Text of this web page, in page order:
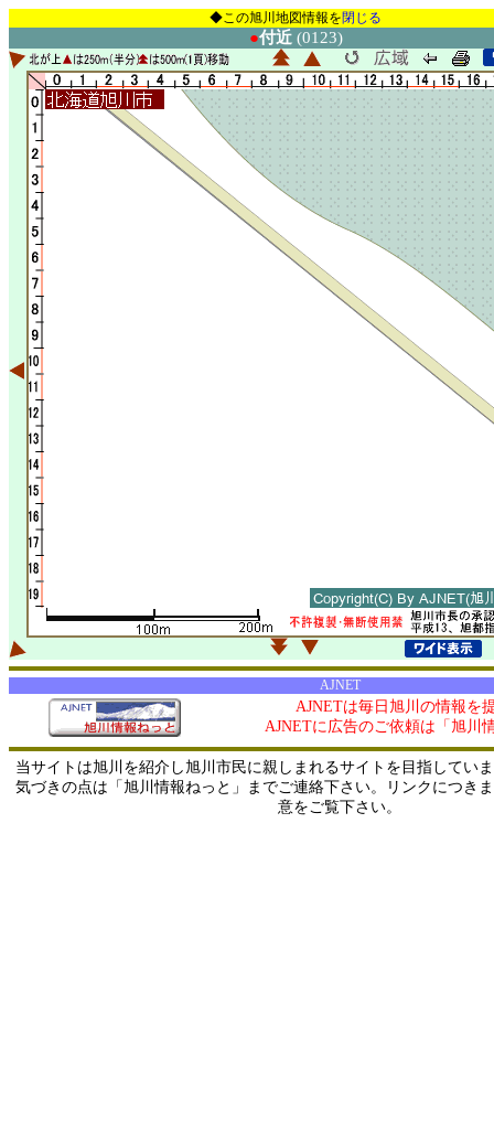
◆この旭川地図情報を閉じる
●付近(0123)
AJNET
AJNETは毎日旭川の情報を
AJNETに広告のご依頼は「旭川
当サイトは旭川を紹介し旭川市民に親しまれるサイトを目指してい
気づきの点は「旭川情報ねっと」までご連絡下さい。リンクにつき
意をご覧下さい。